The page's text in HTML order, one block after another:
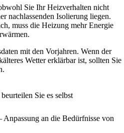
Sie Ihr Heizverhalten nicht
nachlassenden Isolierung liegen.
muss die Heizung mehr Energie
mit den Vorjahren. Wenn der
Wetter erklärbar ist, sollten Sie
Sie es selbst
Anpassung an die Bedürfnisse von